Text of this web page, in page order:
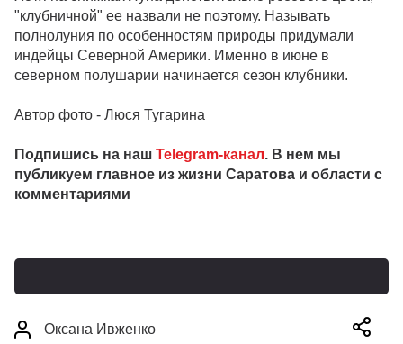
"клубничной" ее назвали не поэтому. Называть
полнолуния по особенностям природы придумали
индейцы Северной Америки. Именно в июне в
северном полушарии начинается сезон клубники.
Автор фото - Люся Тугарина
Подпишись на наш Telegram-канал. В нем мы
публикуем главное из жизни Саратова и области с
комментариями
Оксана Ивженко